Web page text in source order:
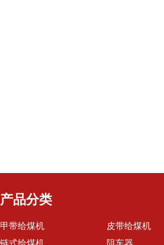
产品分类
甲带给煤机 皮带给煤机